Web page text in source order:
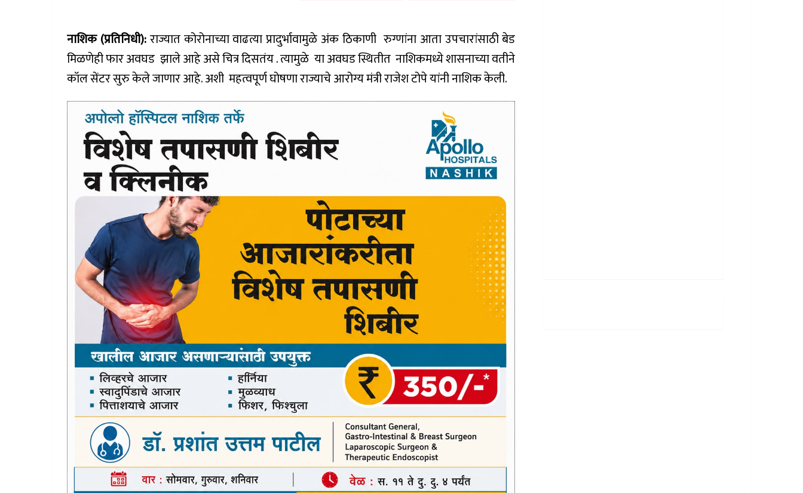
नाशिक (प्रतिनिधी):राज्यात कोरोनाच्या वाढत्या प्रादुर्भावामुळे अंक ठिकाणी रुग्णांना आता उपचारांसाठी बेड
मिळणेही फार अवघड झाले आहे असे चित्र दिसतंय . त्यामुळे या अवघड स्थितीत नाशिकमध्ये शासनाच्या वतीने
कॉल सेंटर सुरु केले जाणार आहे. अशी महत्वपूर्ण घोषणा राज्याचे आरोग्य मंत्री राजेश टोपे यांनी नाशिक केली.